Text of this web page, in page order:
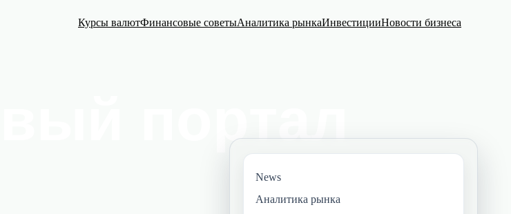
Курсы валютФинансовые советыАналитика рынкаИнвестицииНовости бизнеса
News
Аналитика рынка